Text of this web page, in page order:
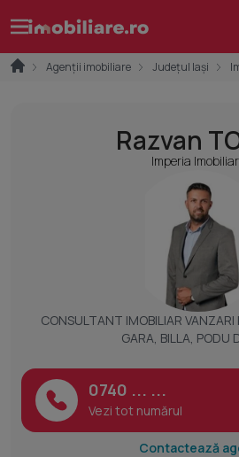
Agenții imobiliare Județul Iași
Razvan
Imperia
CONSULTANT IMOBILIAR VANZARI
GARA, BILLA, PODU
0740 ... ...
Vezi tot numărul
Contactează